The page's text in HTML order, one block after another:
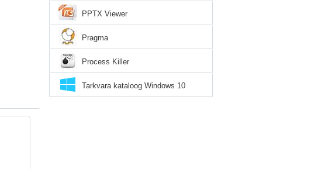
PPTX Viewer
Pragma
Process Killer
Tarkvara kataloog Windows 10